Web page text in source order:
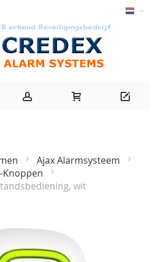
Ajax Alarmsysteem
Knoppen
wit